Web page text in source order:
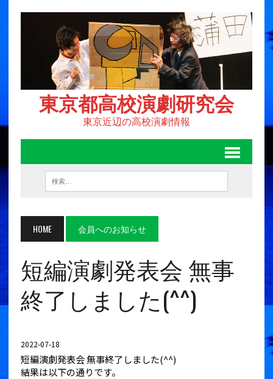
東京都高校演劇研究会
東京近辺の高校演劇情報
HOME 会員へのお知らせ
短編演劇発表会 無事
終了しました(^^)
2022-07-18
短編演劇発表会 無事終了しました(^^)
結果は以下の通りです。